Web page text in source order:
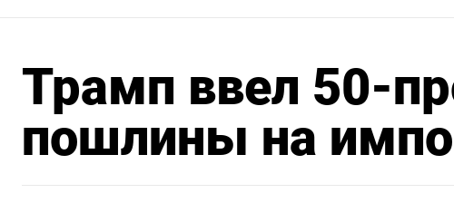
Трамп ввел 50-
пошлины на